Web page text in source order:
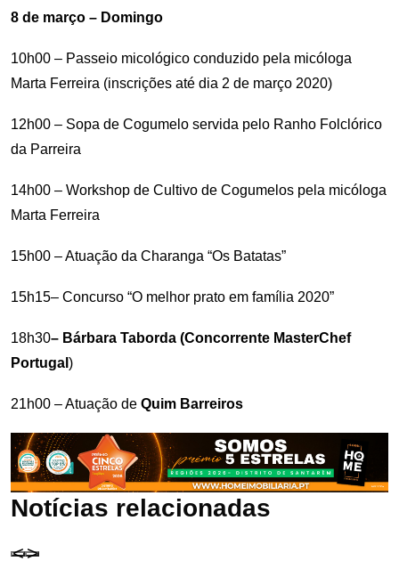
8 de março – Domingo
10h00 – Passeio micológico conduzido pela micóloga
Marta Ferreira (inscrições até dia 2 de março 2020)
12h00 – Sopa de Cogumelo servida pelo Ranho Folclórico
da Parreira
14h00 – Workshop de Cultivo de Cogumelos pela micóloga
Marta Ferreira
15h00 – Atuação da Charanga “Os Batatas”
15h15– Concurso “O melhor prato em família 2020”
18h30– Bárbara Taborda (Concorrente MasterChef
Portugal )
21h00 – Atuação de Quim Barreiros
Notícias relacionadas